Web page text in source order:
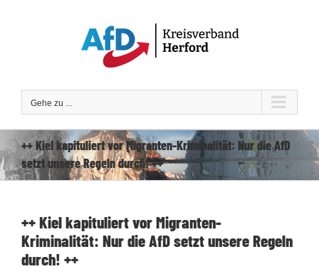
Gehe zu ...
++ Kiel kapituliert vor Migranten-Kriminalität: Nur die AfD
setzt unsere Regeln durch! ++
++ Kiel kapituliert vor Migranten-
Kriminalität: Nur die AfD setzt unsere Regeln
durch! ++